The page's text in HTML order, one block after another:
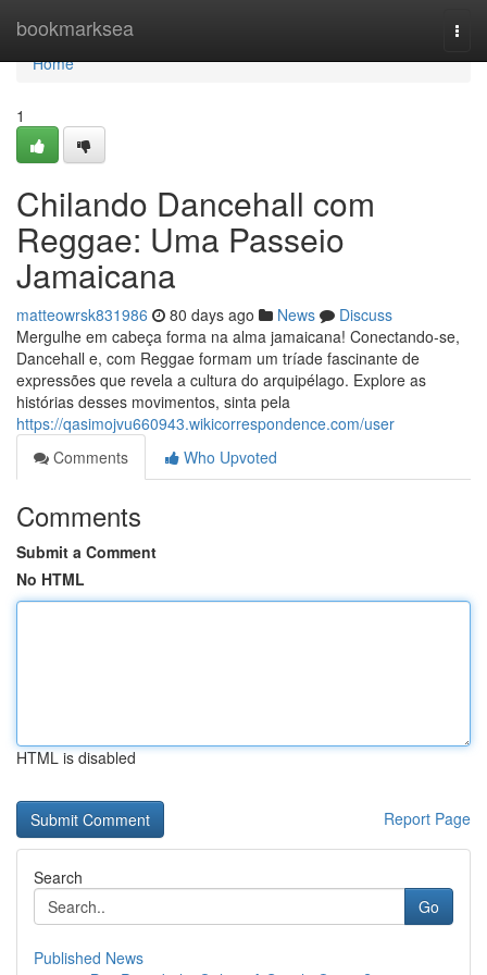
bookmarksea
Home
Home
1
Chilando Dancehall com
Reggae: Uma Passeio
Jamaicana
matteowrsk831986 80 days ago News
Discuss
Mergulhe em cabeça forma na alma jamaicana! Conectando-se,
Dancehall e, com Reggae formam um tríade fascinante de
expressões que revela a cultura do arquipélago. Explore as
histórias desses movimentos, sinta pela
https://qasimojvu660943.wikicorrespondence.com/user
Comments
Who Upvoted
Comments
Submit a Comment
No HTML
HTML is disabled
Report Page
Search
Go
Published News